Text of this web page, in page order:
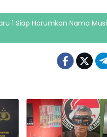
1 Siap Harumkan Nama Musi